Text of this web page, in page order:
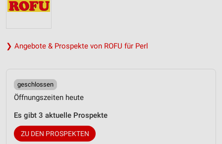
❯ Angebote & Prospekte von ROFU für Perl
geschlossen
Öffnungszeiten heute
Es gibt 3 aktuelle Prospekte
ZU DEN PROSPEKTEN